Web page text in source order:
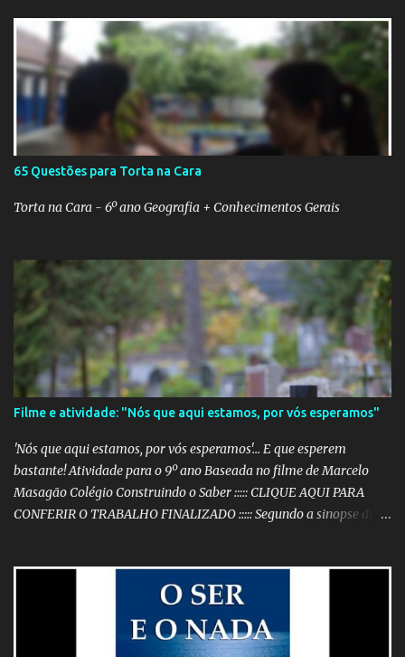
65 Questões para Torta na Cara
Torta na Cara - 6º ano Geografia + Conhecimentos Gerais
Filme e atividade: "Nós que aqui estamos, por vós esperamos"
'Nós que aqui estamos, por vós esperamos'... E que esperem
bastante! Atividade para o 9º ano Baseada no filme de Marcelo
Masagão Colégio Construindo o Saber ::::: CLIQUE AQUI PARA
CONFERIR O TRABALHO FINALIZADO ::::: Segundo a sinopse do
pequenos e grandes personagens". Documentário brasileiro
lançado em 1999, o filme mostra como os grandes acontecimentos
são repletos de inúmeras histórias menores (mas não menos
importantes) que passam despercebidas na maioria das vezes.